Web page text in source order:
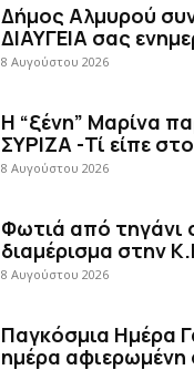
Δήμος Αλμυρού
ΔΙΑΥΓΕΙΑ σας
8 Αυγούστου 2026
Η “ξένη” Μαρίνα
ΣΥΡΙΖΑ -Τί είπε
8 Αυγούστου 2026
Φωτιά από τηγάνι
διαμέρισμα στην
8 Αυγούστου 2026
Παγκόσμια Ημέρα
ημέρα αφιερωμένη